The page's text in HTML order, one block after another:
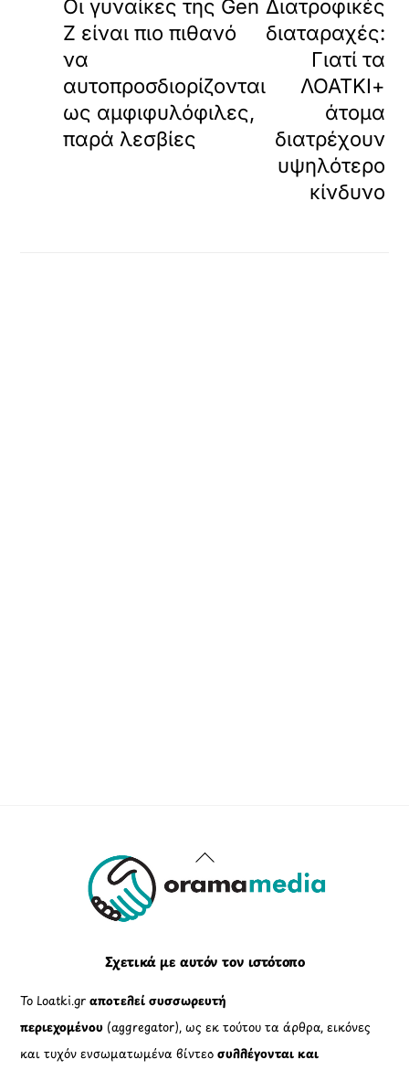
Οι γυναίκες της Gen
Z είναι πιο πιθανό
να
αυτοπροσδιορίζονται
ως αμφιφυλόφιλες,
παρά λεσβίες
Διατροφικές
διαταραχές:
Γιατί τα
ΛΟΑΤΚΙ+
άτομα
διατρέχουν
υψηλότερο
κίνδυνο
Back
To
Σχετικά με αυτόν τον ιστότοπο
Το Loatki.grαποτελεί συσσωρευτή
περιεχομένου (aggregator), ως εκ τούτου τα άρθρα, εικόνες
και τυχόν ενσωματωμένα βίντεοσυλλέγονται και